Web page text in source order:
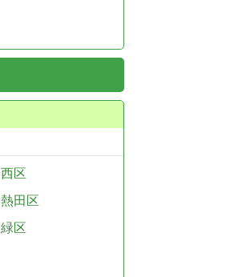
西区
熱田区
緑区